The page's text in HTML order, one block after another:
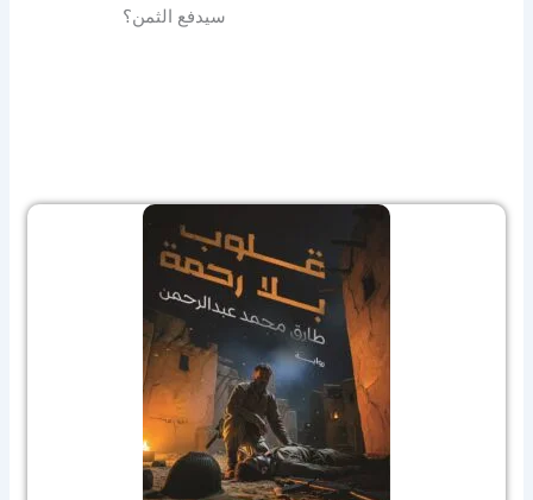
سيدفع الثمن؟